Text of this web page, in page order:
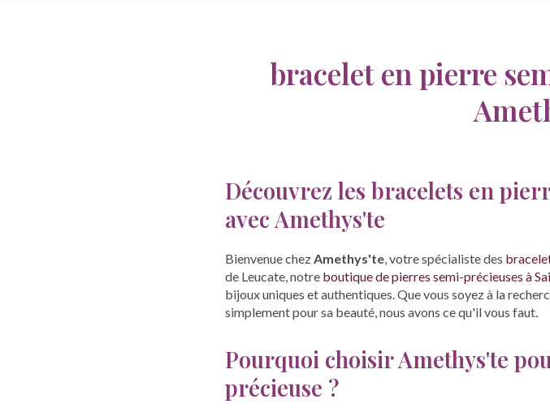
bracelet en pierre
Découvrez les bracelets en
avec Amethys'te
Bienvenue chezAmethys'te, votre spécialiste des
de Leucate, notre boutique de pierres semi-précieuses à
bijoux uniques et authentiques. Que vous soyez à la
simplement pour sa beauté, nous avons ce qu'il vous faut.
Pourquoi choisir Amethys'te
précieuse ?